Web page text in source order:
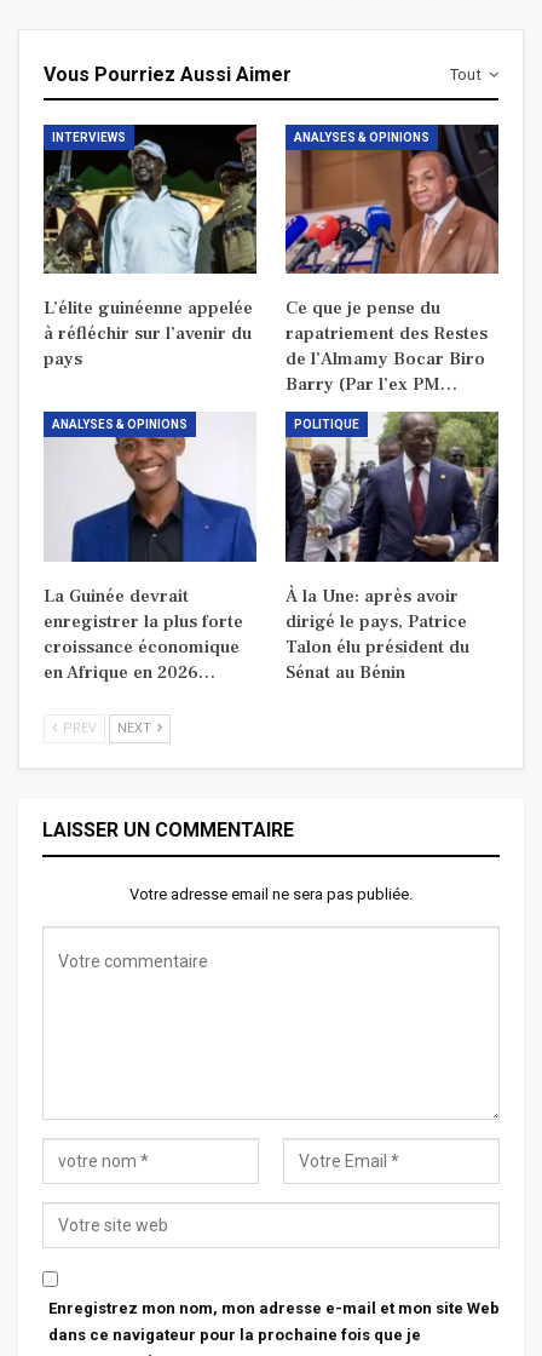
Tout
Vous Pourriez Aussi Aimer
INTERVIEWS
L’élite guinéenne appelée
à réfléchir sur l’avenir du
pays
ANALYSES & OPINIONS
Ce que je pense du
rapatriement des Restes
de l’Almamy Bocar Biro
Barry (Par l’ex PM…
ANALYSES & OPINIONS
La Guinée devrait
enregistrer la plus forte
croissance économique
en Afrique en 2026…
POLITIQUE
À la Une: après avoir
dirigé le pays, Patrice
Talon élu président du
Sénat au Bénin
PREV NEXT
LAISSER UN COMMENTAIRE
Votre adresse email ne sera pas publiée.
Enregistrez mon nom, mon adresse e-mail et mon site Web
dans ce navigateur pour la prochaine fois que je